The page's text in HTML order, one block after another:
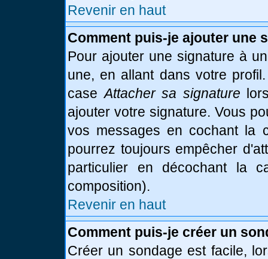
Revenir en haut
Comment puis-je ajouter une
Pour ajouter une signature à
une, en allant dans votre
caseAttacher sa signature
ajouter votre signature. Vous
vos messages en cochant la
pourrez toujours empêcher
particulier en décochant la
composition).
Revenir en haut
Comment puis-je créer un
Créer un sondage est facile,